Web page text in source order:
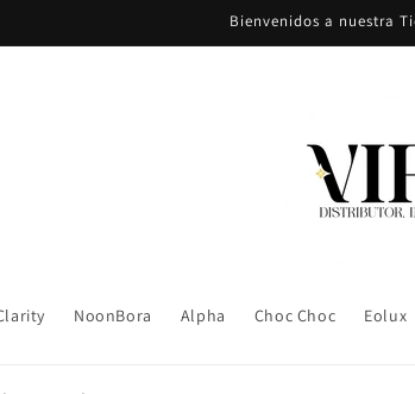
Bienvenidos a nuestra
NoonBora Alpha Choc Choc Eolux